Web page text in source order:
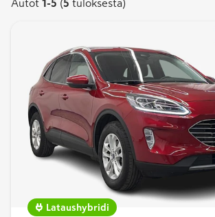
yhteensä
Autot 1 -5 (5 tuloksesta)
Lataushybridi